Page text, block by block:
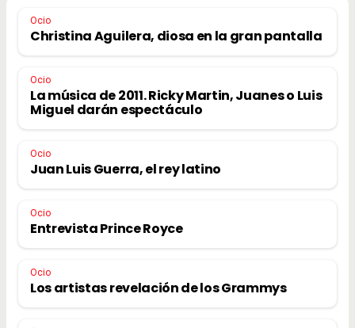
Ocio
Christina Aguilera, diosa en la gran pantalla
Ocio
La música de 2011. Ricky Martin, Juanes o Luis
Miguel darán espectáculo
Ocio
Juan Luis Guerra, el rey latino
Ocio
Entrevista Prince Royce
Ocio
Los artistas revelación de los Grammys